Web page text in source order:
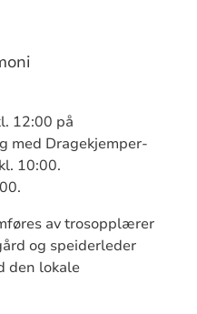
12:00 på
med Dragekjemper-
10:00.
av trosopplærer
og speiderleder
den lokale